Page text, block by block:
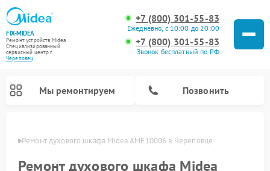
FIX-MIDEA
Ремонт устройств Midea
Специализированный
cервисный центр г.
Череповец
+7 (800) 301-55-83
Ежедневно, с 10:00 до 20:00
+7 (800) 301-55-83
Звонок бесплатный по РФ
Мы ремонтируем Позвонить
Ремонт духового шкафа Midea AME10006 в Череповце
Ремонт духового шкафа Midea